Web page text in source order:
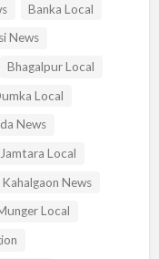
Banka Local
News
Bhagalpur Local
Local
News
Jamtara Local
Kahalgaon News
Local